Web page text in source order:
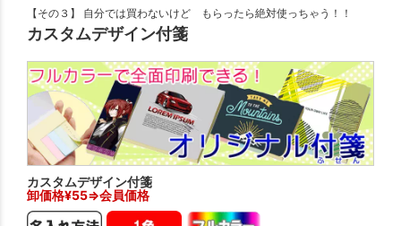
【その３】 自分では買わないけど もらったら絶対使っちゃう！！
カスタムデザイン付箋
カスタムデザイン付箋
卸価格¥55⇒会員価格